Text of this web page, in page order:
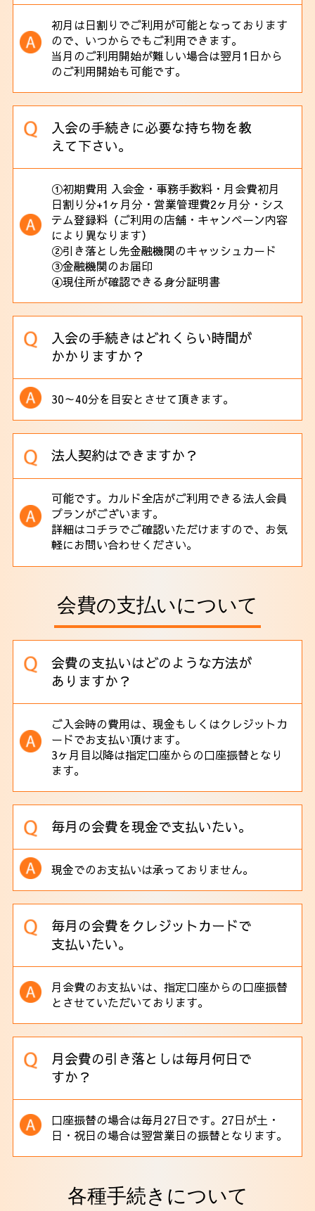
初月は日割りでご利用が可能となっております
ので、いつからでもご利用できます。
当月のご利用開始が難しい場合は翌月1日から
のご利用開始も可能です。
入会の手続きに必要な持ち物を教
えて下さい。
①初期費用 入会金・事務手数料・月会費初月
日割り分+1ヶ月分・営業管理費2ヶ月分・シス
テム登録料（ご利用の店舗・キャンペーン内容
により異なります）
②引き落とし先金融機関のキャッシュカード
③金融機関のお届印
④現住所が確認できる身分証明書
入会の手続きはどれくらい時間が
かかりますか？
30～40分を目安とさせて頂きます。
法人契約はできますか？
可能です。カルド全店がご利用できる法人会員
プランがございます。
詳細はコチラでご確認いただけますので、お気
軽にお問い合わせください。
会費の支払いについて
会費の支払いはどのような方法が
ありますか？
ご入会時の費用は、現金もしくはクレジットカ
ードでお支払い頂けます。
3ヶ月目以降は指定口座からの口座振替となり
ます。
毎月の会費を現金で支払いたい。
現金でのお支払いは承っておりません。
毎月の会費をクレジットカードで
支払いたい。
月会費のお支払いは、指定口座からの口座振替
とさせていただいております。
月会費の引き落としは毎月何日で
すか？
口座振替の場合は毎月27日です。27日が土・
日・祝日の場合は翌営業日の振替となります。
各種手続きについて